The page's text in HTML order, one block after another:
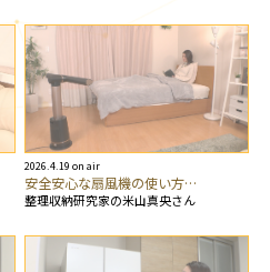
2026.4.19 on air
安全安心な扇風機の使い方…
整理収納研究家の米山真央さん